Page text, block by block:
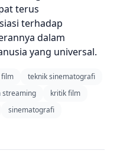
terus
terhadap
dalam
yang universal.
film
teknik sinematografi
streaming
kritik film
sinematografi